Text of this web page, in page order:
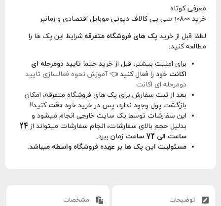
معرفی کوتاه
خرید 10800 سی پی کالاف دیوتی موبایل اقتصادی و زمانبر
لطفا قبل از خرید پک های فروشگاه متفرقه شرایط این پک ها را
مطالعه کنید:
برای امنیت بیشتر، قبل از خرید حتما تایید دومرحله ای
اکانت خود را فعال کنید 👈آموزش نحوه فعالسازی تایید
دومرحله ای اکانت
بعد از ثبت سفارش برای پک های فروشگاه متفرقه، امکان
بازگشت پول وجود ندارد، پس در خرید خود دقت کنید‼️
این سفارشات توسط یک سایت خارجی انجام میشود و
بدلیل حجم بالای سفارشات، انجام سفارشات میتواند از 24
ساعت الی 72 ساعت
زمان ببرد.
مسئولیت این پک ها بر عهده فروشگاه واسطه میباشد.
توضیحات مشخصات